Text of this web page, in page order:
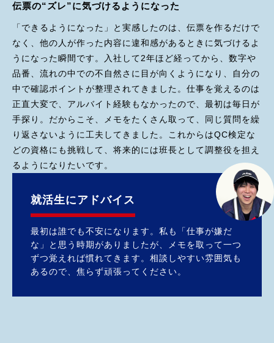
伝票の“ズレ”に気づけるようになった
「できるようになった」と実感したのは、伝票を作るだけで
なく、他の人が作った内容に違和感があるときに気づけるよ
うになった瞬間です。入社して2年ほど経ってから、数字や
品番、流れの中での不自然さに目が向くようになり、自分の
中で確認ポイントが整理されてきました。仕事を覚えるのは
正直大変で、アルバイト経験もなかったので、最初は毎日が
手探り。だからこそ、メモをたくさん取って、同じ質問を繰
り返さないように工夫してきました。これからはQC検定な
どの資格にも挑戦して、将来的には班長として調整役を担え
るようになりたいです。
就活生にアドバイス
最初は誰でも不安になります。私も「仕事が嫌だ
な」と思う時期がありましたが、メモを取って一つ
ずつ覚えれば慣れてきます。相談しやすい雰囲気も
あるので、焦らず頑張ってください。